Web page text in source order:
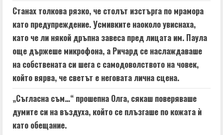
Станах толкова рязко, че столът изстърга по мрамора
като предупреждение. Усмивките наоколо увиснаха,
като че ли някой дръпна завеса пред лицата им. Паула
още държеше микрофона, а Ричард се наслаждаваше
на собствената си шега с самодоволството на човек,
който вярва, че светът е неговата лична сцена.
„Съгласна съм…“ прошепна Олга, сякаш поверяваше
думите си на въздуха, който се плъзгаше по кожата ѝ
като обещание.